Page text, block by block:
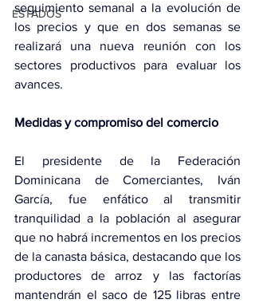
ESTADOS
seguimiento semanal a la evolución de
los precios y que en dos semanas se
realizará una nueva reunión con los
sectores productivos para evaluar los
avances.
Medidas y compromiso del comercio
El presidente de la Federación
Dominicana de Comerciantes, Iván
García, fue enfático al transmitir
tranquilidad a la población al asegurar
que no habrá incrementos en los precios
de la canasta básica, destacando que los
productores de arroz y las factorías
mantendrán el saco de 125 libras entre